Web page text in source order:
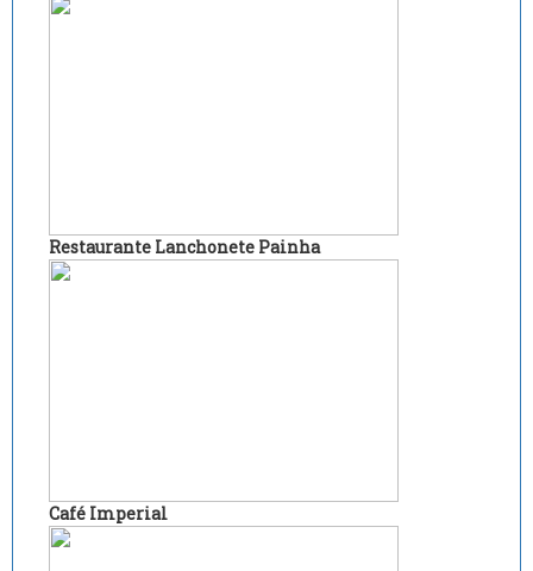
Restaurante Lanchonete Painha
Café Imperial